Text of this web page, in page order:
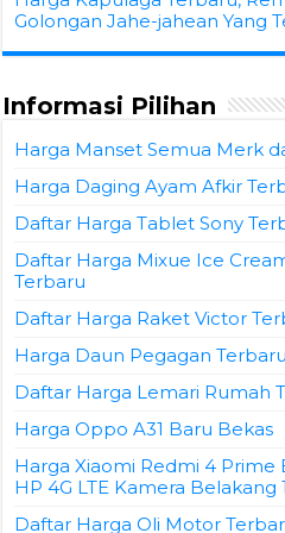
Golongan Jahe-jahean Yang
Informasi Pilihan
Harga Manset Semua Merk
Harga Daging Ayam Afkir
Daftar Harga Tablet Sony
Daftar Harga Mixue Ice
Terbaru
Daftar Harga Raket Victor
Harga Daun Pegagan Terbaru
Daftar Harga Lemari Rumah
Harga Oppo A31 Baru Bekas
Harga Xiaomi Redmi 4 Prime
HP 4G LTE Kamera Belakang
Daftar Harga Oli Motor